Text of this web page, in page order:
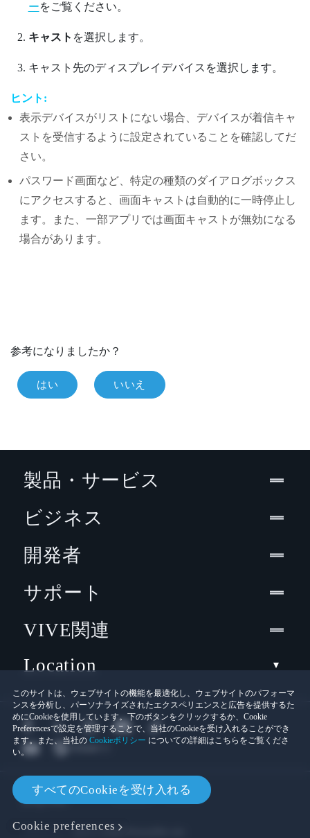
ーをご覧ください。
キャスト を選択します。
キャスト先のディスプレイデバイスを選択します。
ヒント:
表示デバイスがリストにない場合、デバイスが着信キャ
ストを受信するように設定されていることを確認してだ
さい。
パスワード画面など、特定の種類のダイアログボックス
にアクセスすると、画面キャストは自動的に一時停止し
ます。また、一部アプリでは画面キャストが無効になる
場合があります。
参考になりましたか？
はい いいえ
このサイトは、ウェブサイトの機能を最適化し、ウェブサイトのパフォーマ
ンスを分析し、パーソナライズされたエクスペリエンスと広告を提供するた
めにCookieを使用しています。下のボタンをクリックするか、Cookie
Preferencesで設定を管理することで、当社のCookieを受け入れることができ
ます。また、当社の Cookieポリシー についての詳細はこちらをご覧くださ
い。
すべてのCookieを受け入れる
Cookie preferences
製品・サービス
ビジネス
開発者
サポート
VIVE関連
Location
© 2011-2026 HTC Corporation
法的情報
Cookies
プライバシー連絡先:Global-Privacy@htc.com